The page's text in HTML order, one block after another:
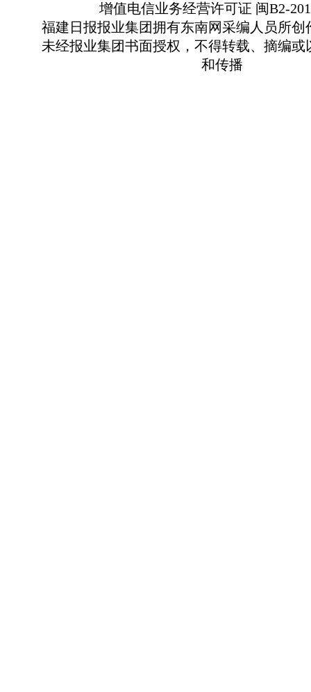
增值电信业务经营许可证 闽B2-
福建日报报业集团拥有东南网采编人员所创
未经报业集团书面授权，不得转载、摘编或
和传播